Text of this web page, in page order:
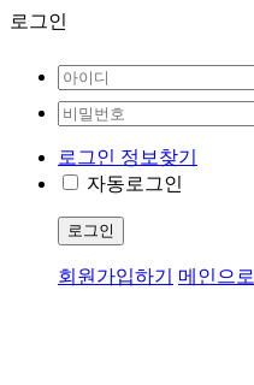
로그인
로그인 정보찾기
자동로그인
로그인
회원가입하기 메인으로